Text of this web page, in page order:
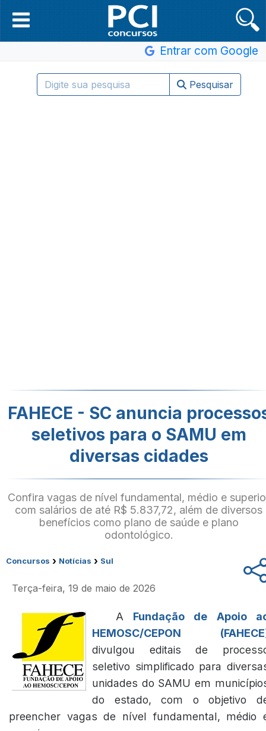
Entrar com Google
Pesquisar
FAHECE - SC anuncia
seletivos para o SAMU em
diversas cidades
Confira vagas de nível fundamental, médio e
com salários de até R$ 5.837,72, além de diversos
benefícios como plano de saúde e plano
odontológico.
Concursos › Notícias › Sul
Terça-feira, 19 de maio de 2026
A Fundação de Apoio
HEMOSC/CEPON
divulgou editais de
seletivo simplificado para
unidades do SAMU em
do estado, com o objetivo
preencher vagas de nível fundamental, médio